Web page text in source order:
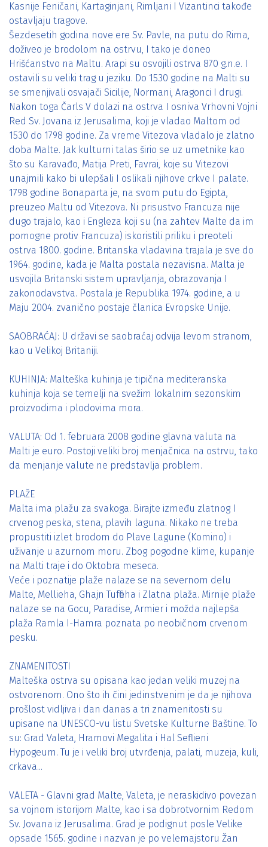
Kasnije Feničani, Kartaginjani, Rimljani I Vizantinci takođe
ostavljaju tragove.
Šezdesetih godina nove ere Sv. Pavle, na putu do Rima,
doživeo je brodolom na ostrvu, I tako je doneo
Hrišćanstvo na Maltu. Arapi su osvojili ostrva 870 g.n.e. I
ostavili su veliki trag u jeziku. Do 1530 godine na Malti su
se smenjivali osvajači Sicilije, Normani, Aragonci I drugi.
Nakon toga Čarls V dolazi na ostrva I osniva Vrhovni Vojni
Red Sv. Jovana iz Jerusalima, koji je vladao Maltom od
1530 do 1798 godine. Za vreme Vitezova vladalo je zlatno
doba Malte. Jak kulturni talas širio se uz umetnike kao
što su Karavađo, Matija Preti, Favrai, koje su Vitezovi
unajmili kako bi ulepšali I oslikali njihove crkve I palate.
1798 godine Bonaparta je, na svom putu do Egipta,
preuzeo Maltu od Vitezova. Ni prisustvo Francuza nije
dugo trajalo, kao i Engleza koji su (na zahtev Malte da im
pomogne protiv Francuza) iskoristili priliku i preoteli
ostrva 1800. godine. Britanska vladavina trajala je sve do
1964. godine, kada je Malta postala nezavisna. Malta je
usvojila Britanski sistem upravljanja, obrazovanja I
zakonodavstva. Postala je Republika 1974. godine, a u
Maju 2004. zvanično postaje članica Evropske Unije.
SAOBRAĆAJ: U državi se saobraćaj odvija levom stranom,
kao u Velikoj Britaniji.
КUHINJA: Malteška kuhinja je tipična mediteranska
kuhinja koja se temelji na svežim lokalnim sezonskim
proizvodima i plodovima mora.
VALUTA: Od 1. februara 2008 godine glavna valuta na
Malti je euro. Postoji veliki broj menjačnica na ostrvu, tako
da menjanje valute ne predstavlja problem.
PLAŽE
Malta ima plažu za svakoga. Birajte između zlatnog I
crvenog peska, stena, plavih laguna. Nikako ne treba
propustiti izlet brodom do Plave Lagune (Komino) i
uživanje u azurnom moru. Zbog pogodne klime, kupanje
na Malti traje i do Oktobra meseca.
Veće i poznatije plaže nalaze se na severnom delu
Malte, Mellieha, Ghajn Tuffieha i Zlatna plaža. Mirnije plaže
nalaze se na Gocu, Paradise, Armier i možda najlepša
plaža Ramla I-Hamra poznata po neobičnom crvenom
pesku.
ZNAMENITOSTI
Malteška ostrva su opisana kao jedan veliki muzej na
ostvorenom. Ono što ih čini jedinstvenim je da je njihova
prošlost vidljiva i dan danas a tri znamenitosti su
upisane na UNESCO-vu listu Svetske Kulturne Baštine. To
su: Grad Valeta, Hramovi Megalita i Hal Seflieni
Hypogeum. Tu je i veliki broj utvrđenja, palati, muzeja, kuli,
crkava...
VALETA - Glavni grad Malte, Valeta, je neraskidivo povezan
sa vojnom istorijom Malte, kao i sa dobrotvornim Redom
Sv. Jovana iz Jerusalima. Grad je podignut posle Velike
opsade 1565. godine i nazvan je po velemajstoru Žan